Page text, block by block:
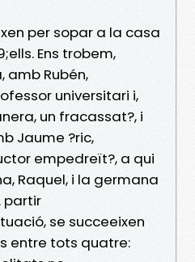
per sopar a la casa
Ens trobem,
Rubén,
universitari i,
un fracassat?, i
Jaume ?ric,
empedreït?, a qui
Raquel, i la germana
partir
se succeeixen
entre tots quatre: